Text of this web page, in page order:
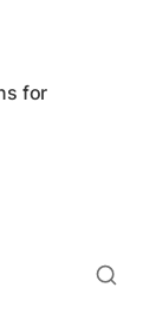
for